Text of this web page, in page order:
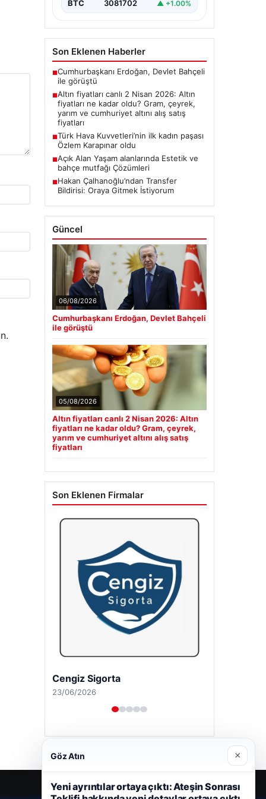
BTC 3081702 ▲ +1.00%
Son Eklenen Haberler
■Cumhurbaşkanı Erdoğan, Devlet Bahçeli
ile görüştü
■Altın fiyatları canlı 2 Nisan 2026: Altın
fiyatları ne kadar oldu? Gram, çeyrek,
yarım ve cumhuriyet altını alış satış
fiyatları
■Türk Hava Kuvvetleri’nin ilk kadın paşası
Özlem Karapınar oldu
■Açık Alan Yaşam alanlarında Estetik ve
bahçe mutfağı Çözümleri
■Hakan Çalhanoğlu’ndan Transfer
Bildirisi: Oraya Gitmek İstiyorum
Güncel
06/08/2026
Cumhurbaşkanı Erdoğan, Devlet Bahçeli
ile görüştü
05/08/2026
Altın fiyatları canlı 2 Nisan 2026: Altın
fiyatları ne kadar oldu? Gram, çeyrek,
yarım ve cumhuriyet altını alış satış
fiyatları
Son Eklenen Firmalar
Cengiz Sigorta
23/06/2026
Göz Atın ×
Yeni ayrıntılar ortaya çıktı: Ateşin Sonrası